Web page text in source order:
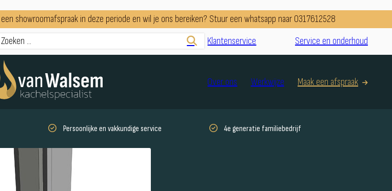
showroomafspraak in deze periode en wil je ons bereiken? Stuur een whatsapp naar 0317612528
Klantenservice Service en onderhoud
Over ons Werkwijze Maak een afspraak
Persoonlijke en vakkundige service 4e generatie familiebedrijf